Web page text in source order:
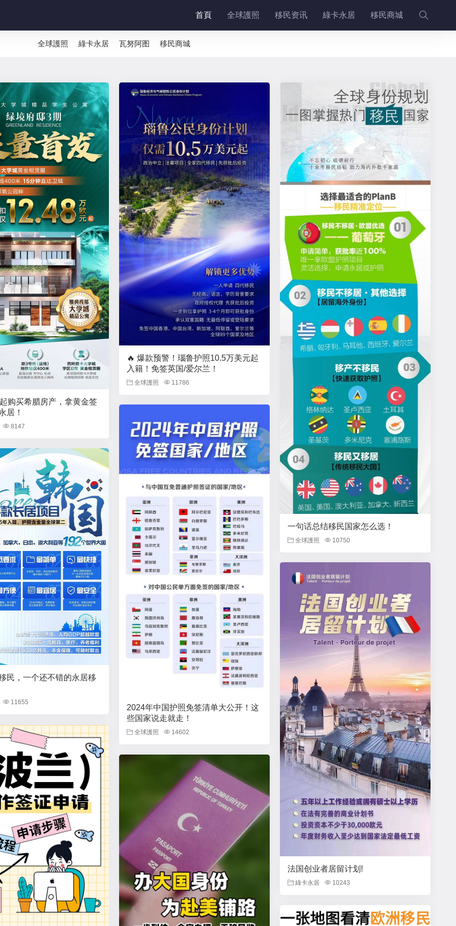
首頁 全球護照 移民资讯 綠卡永居 移民商城
全球護照 綠卡永居 瓦努阿图 移民商城
购买希腊房产，拿黄金签
居！
8147
🔥 爆款预警！瑙鲁护照10.5万美元起
入籍！免签英国/爱尔兰！
全球護照 11786
一句话总结移民国家怎么选！
全球護照 10750
2024年中国护照免签清单大公开！这
些国家说走就走！
全球護照 14602
民，一个还不错的永居移
11655
法国创业者居留计划!
綠卡永居 10243